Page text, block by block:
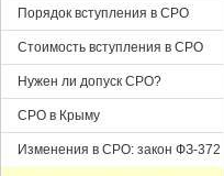
Порядок вступления в СРО
Стоимость вступления в СРО
Нужен ли допуск СРО?
СРО в Крыму
Изменения в СРО: закон ФЗ-372